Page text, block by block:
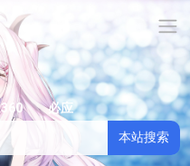
360
必应
本站搜索